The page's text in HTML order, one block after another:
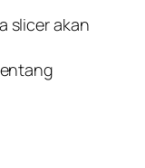
slicer akan